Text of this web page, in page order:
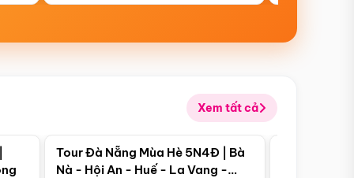
Xem tất cả
Điểm nổi bật
Tour Đà Nẵng Mùa Hè 5N4Đ | Bà
Nà - Hội An - Huế - La Vang -